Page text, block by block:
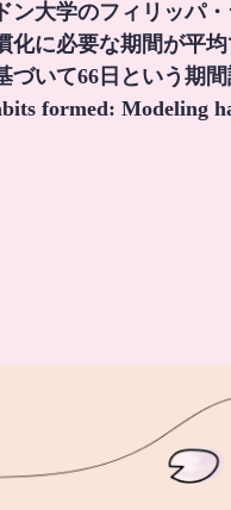
ン大学のフィリッパ
化に必要な期間が平
づいて66日という期
formed: Modeling